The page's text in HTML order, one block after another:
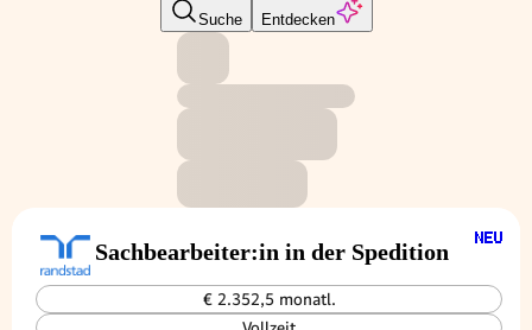
Suche Entdecken
Sachbearbeiter:in in der Spedition
€ 2.352,5 monatl.